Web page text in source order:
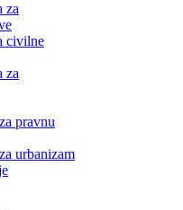
za
civilne
za
pravnu
urbanizam